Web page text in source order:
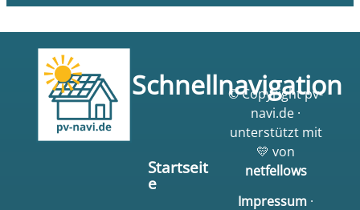
Schnellnavigation
Startseit
e
© Copyright pv-
navi.de ·
unterstützt mit
💛 von
netfellows
Impressum ·